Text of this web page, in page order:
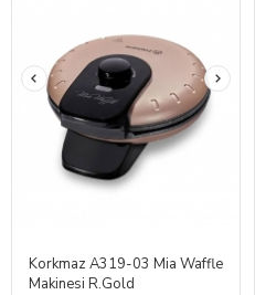
Korkmaz A319-03 Mia Waffle
Makinesi R.Gold